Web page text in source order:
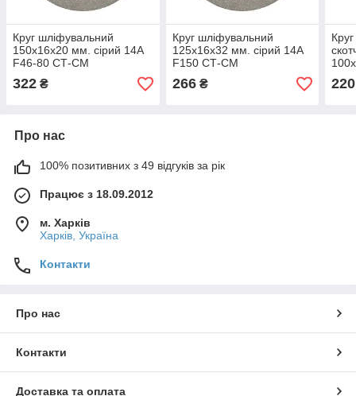
Круг шліфувальний
150х16х20 мм. сірий 14А
F46-80 СТ-СМ
(електрокорунд)
322 ₴
Круг шліфувальний
125х16х32 мм. сірий 14А
F150 СТ-СМ
(електрокорунд)
266₴ 220
Про нас
100% позитивних з 49 відгуків за рік
Працює з 18.09.2012
м. Харків
Харків, Україна
Контакти
Про нас
Контакти
Доставка та оплата